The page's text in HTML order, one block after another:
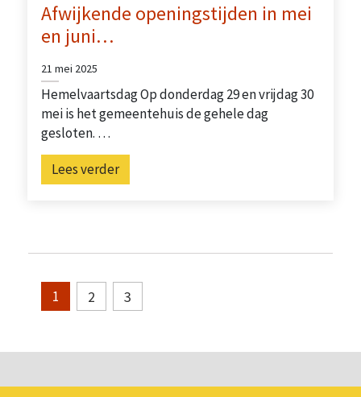
Afwijkende openingstijden in mei
en juni…
21 mei 2025
Hemelvaartsdag Op donderdag 29 en vrijdag 30
mei is het gemeentehuis de gehele dag
gesloten. …
Lees verder
1 2 3